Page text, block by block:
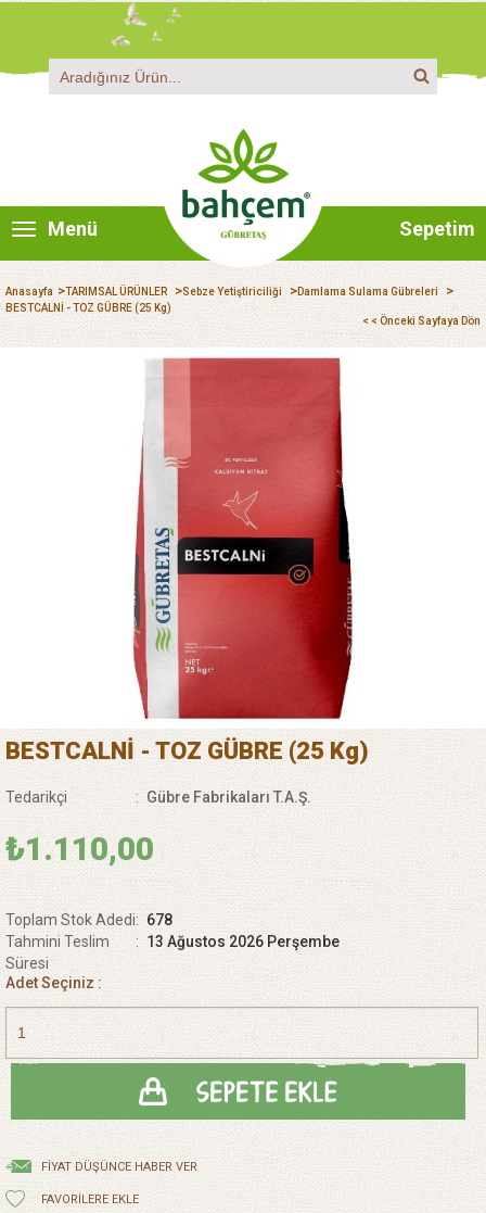
Sepetim
Menü
Anasayfa >TARIMSAL ÜRÜNLER >Sebze Yetiştiriciliği >Damlama Sulama Gübreleri >
BESTCALNİ - TOZ GÜBRE (25 Kg)
< < Önceki Sayfaya Dön
BESTCALNİ - TOZ GÜBRE (25 Kg)
Tedarikçi : Gübre Fabrikaları T.A.Ş.
₺1.110,00
Toplam Stok Adedi: 678
Tahmini Teslim
Süresi
: 13 Ağustos 2026 Perşembe
Adet Seçiniz :
FIYAT DÜŞÜNCE HABER VER
FAVORILERE EKLE